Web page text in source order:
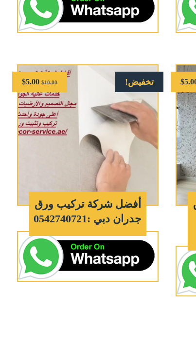
$ تخفيض!
أفضل شركة تركيب ورق
جدران دبي :0542740721
$10.00
$5.00